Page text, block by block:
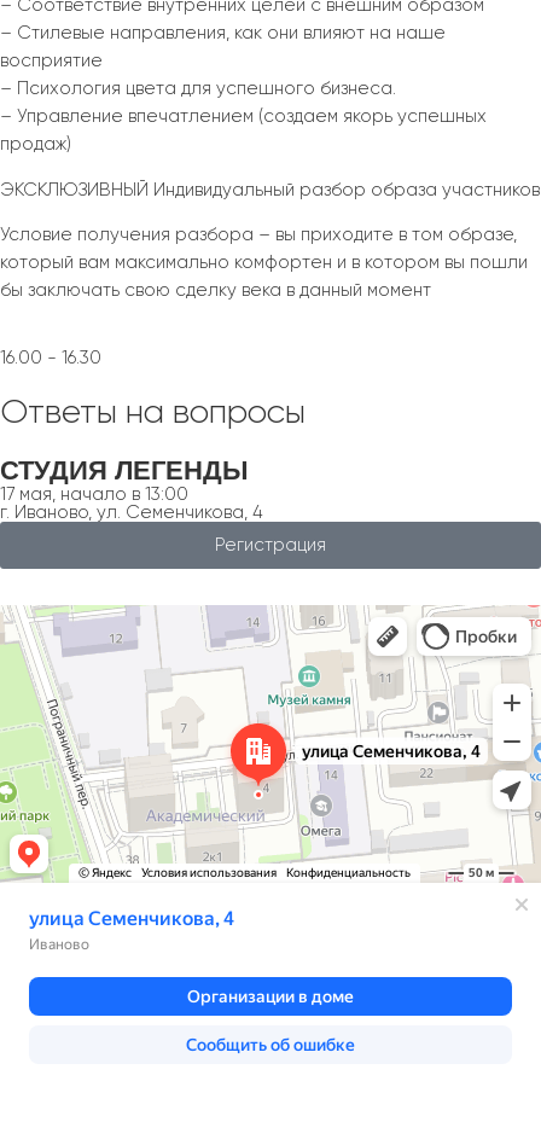
– Соответствие внутренних целей с внешним образом
– Стилевые направления, как они влияют на наше
восприятие
– Психология цвета для успешного бизнеса.
– Управление впечатлением (создаем якорь успешных
продаж)
ЭКСКЛЮЗИВНЫЙ Индивидуальный разбор образа участников
Условие получения разбора – вы приходите в том образе,
который вам максимально комфортен и в котором вы пошли
бы заключать свою сделку века в данный момент
16.00 - 16.30
Ответы на вопросы
СТУДИЯ ЛЕГЕНДЫ
17 мая, начало в 13:00
г. Иваново, ул. Семенчикова, 4
Регистрация
Иваново
Улица Семенчикова, 4 — Яндекс Карты